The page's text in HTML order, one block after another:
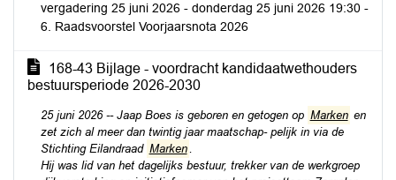
vergadering 25 juni 2026 - donderdag 25 juni 2026 19:30 -
6. Raadsvoorstel Voorjaarsnota 2026
168-43 Bijlage - voordracht kandidaatwethouders
bestuursperiode 2026-2030
25 juni 2026 -- Jaap Boes is geboren en getogen op Marken en
zet zich al meer dan twintig jaar maatschap- pelijk in via de
Stichting Eilandraad Marken.
Hij was lid van het dagelijks bestuur, trekker van de werkgroep